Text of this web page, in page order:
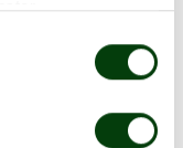
verkstad
struktur
byter
och lärdomar